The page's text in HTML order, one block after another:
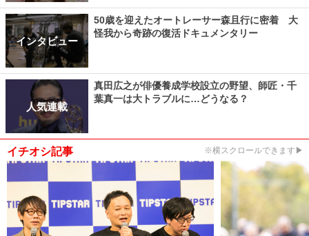
インタビュー
50歳を迎えたオートレーサー森且行に密着 大
怪我から奇跡の復活ドキュメンタリー
人気連載
真田広之が俳優養成学校設立の野望、師匠・千
葉真一は大トラブルに…どうなる？
イチオシ記事 ※横スクロールできます▶